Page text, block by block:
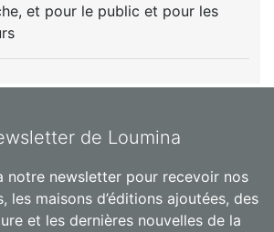
et pour le public et pour les
de Loumina
notre newsletter pour recevoir nos
les maisons d’éditions ajoutées, des
et les dernières nouvelles de la